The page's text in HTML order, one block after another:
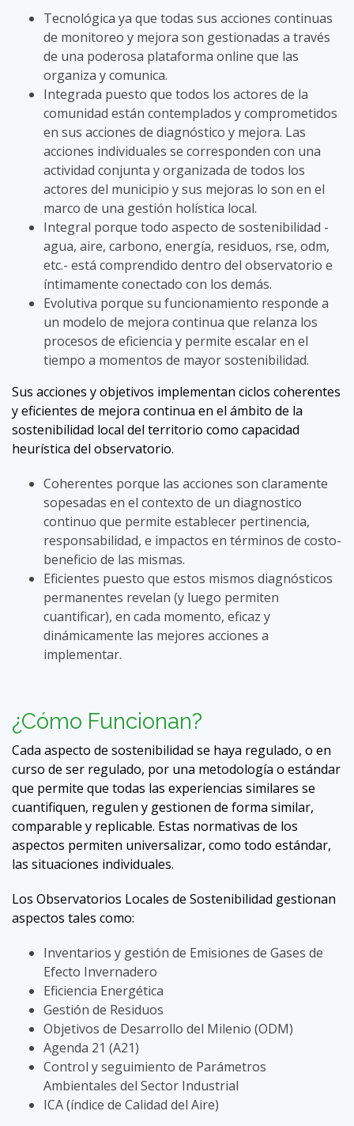
Tecnológica ya que todas sus acciones continuas
de monitoreo y mejora son gestionadas a través
de una poderosa plataforma online que las
organiza y comunica.
Integrada puesto que todos los actores de la
comunidad están contemplados y comprometidos
en sus acciones de diagnóstico y mejora. Las
acciones individuales se corresponden con una
actividad conjunta y organizada de todos los
actores del municipio y sus mejoras lo son en el
marco de una gestión holística local.
Integral porque todo aspecto de sostenibilidad -
agua, aire, carbono, energía, residuos, rse, odm,
etc.- está comprendido dentro del observatorio e
íntimamente conectado con los demás.
Evolutiva porque su funcionamiento responde a
un modelo de mejora continua que relanza los
procesos de eficiencia y permite escalar en el
tiempo a momentos de mayor sostenibilidad.
Sus acciones y objetivos implementan ciclos coherentes
y eficientes de mejora continua en el ámbito de la
sostenibilidad local del territorio como capacidad
heurística del observatorio.
Coherentes porque las acciones son claramente
sopesadas en el contexto de un diagnostico
continuo que permite establecer pertinencia,
responsabilidad, e impactos en términos de costo-
beneficio de las mismas.
Eficientes puesto que estos mismos diagnósticos
permanentes revelan (y luego permiten
cuantificar), en cada momento, eficaz y
dinámicamente las mejores acciones a
implementar.
¿Cómo Funcionan?
Cada aspecto de sostenibilidad se haya regulado, o en
curso de ser regulado, por una metodología o estándar
que permite que todas las experiencias similares se
cuantifiquen, regulen y gestionen de forma similar,
comparable y replicable. Estas normativas de los
aspectos permiten universalizar, como todo estándar,
las situaciones individuales.
Los Observatorios Locales de Sostenibilidad gestionan
aspectos tales como:
Inventarios y gestión de Emisiones de Gases de
Efecto Invernadero
Eficiencia Energética
Gestión de Residuos
Objetivos de Desarrollo del Milenio (ODM)
Agenda 21 (A21)
Control y seguimiento de Parámetros
Ambientales del Sector Industrial
ICA (índice de Calidad del Aire)